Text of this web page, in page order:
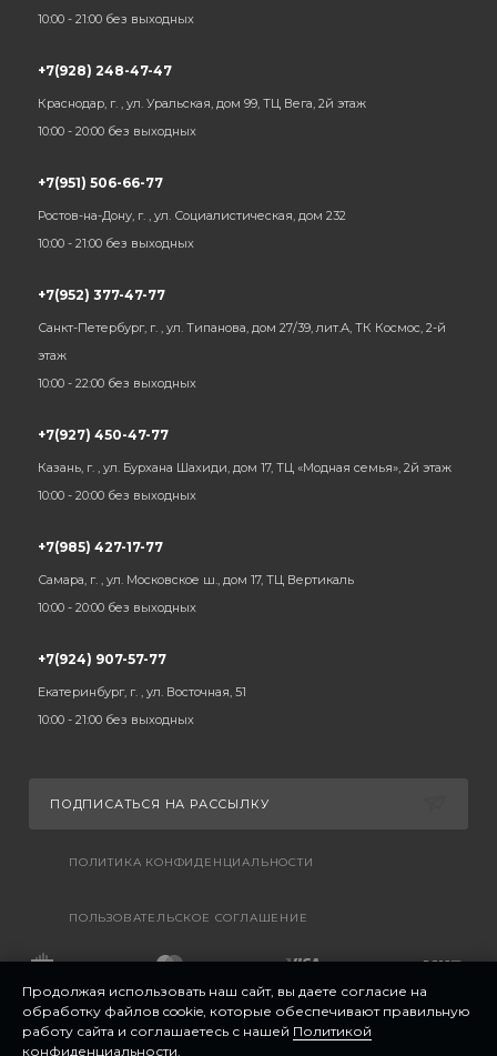
10:00 - 21:00 без выходных
+7(928) 248-47-47
Краснодар, г. , ул. Уральская, дом 99, ТЦ Вега, 2й этаж
10:00 - 20:00 без выходных
+7(951) 506-66-77
Ростов-на-Дону, г. , ул. Социалистическая, дом 232
10:00 - 21:00 без выходных
+7(952) 377-47-77
Санкт-Петербург, г. , ул. Типанова, дом 27/39, лит.А, ТК Космос, 2-й
этаж
10:00 - 22:00 без выходных
+7(927) 450-47-77
Казань, г. , ул. Бурхана Шахиди, дом 17, ТЦ «Модная семья», 2й этаж
10:00 - 20:00 без выходных
+7(985) 427-17-77
Самара, г. , ул. Московское ш., дом 17, ТЦ Вертикаль
10:00 - 20:00 без выходных
+7(924) 907-57-77
Екатеринбург, г. , ул. Восточная, 51
10:00 - 21:00 без выходных
ПОДПИСАТЬСЯ НА РАССЫЛКУ
ПОЛИТИКА КОНФИДЕНЦИАЛЬНОСТИ
ПОЛЬЗОВАТЕЛЬСКОЕ СОГЛАШЕНИЕ
Продолжая использовать наш сайт, вы даете согласие на
обработку файлов cookie, которые обеспечивают правильную
работу сайта и соглашаетесь с нашей Политикой
конфиденциальности.